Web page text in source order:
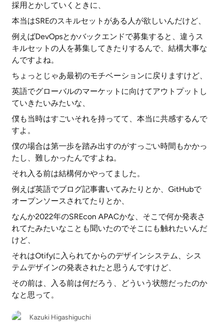
採用とかしていくときに、
本当はSREのスキルセットがある人が欲しいんだけど、
例えばDevOpsとかバックエンドで募集すると、違うス
キルセットの人を募集してきたりするんで、結構大事な
んですよね。
ちょっとじゃあ最初のモチベーションに戻りますけど、
英語でグローバルのマーケットに向けてアウトプットし
ていきたいみたいな、
僕も当時はすごいそれを持ってて、本当に共感するんで
すよ。
僕の場合は第一歩を踏み出すのがすっごい時間もかかっ
たし、難しかったんですよね。
それ入る前は結構何かやってました。
例えば英語でブログ記事書いてみたりとか、GitHubで
オープンソースされてたりとか、
なんか2022年のSREcon APACかな、そこで何か発表さ
れてたみたいなことも聞いたのでそこにも触れたいんだ
けど、
それはOtifyに入られてからのデザインシステム、シス
テムデザインの発表されたと思うんですけど、
その前は、入る前は何だろう、どういう状態だったのか
なと思って。
Kazuki Higashiguchi